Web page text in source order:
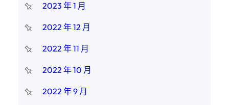
2023 年 1 月
2022 年 12 月
2022 年 11 月
2022 年 10 月
2022 年 9 月